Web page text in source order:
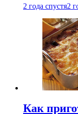
2 года спустя2
Как